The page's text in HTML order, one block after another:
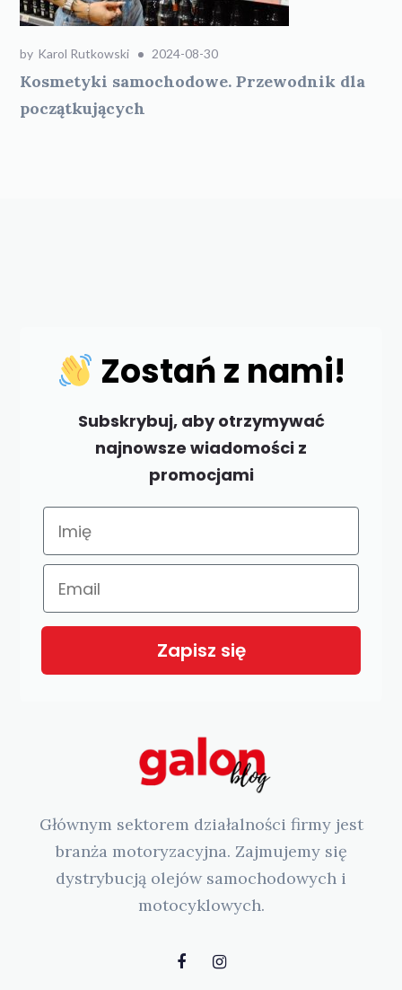
by Karol Rutkowski 2024-08-30
Kosmetyki samochodowe. Przewodnik dla
początkujących
Zostań z nami!
Subskrybuj, aby otrzymywać
najnowsze wiadomości z
promocjami
Zapisz się
Głównym sektorem działalności firmy jest
branża motoryzacyjna. Zajmujemy się
dystrybucją olejów samochodowych i
motocyklowych.